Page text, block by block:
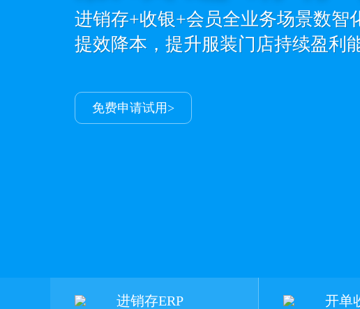
进销存+收银+会员全业务场景数智
提效降本，提升服装门店持续盈利
免费申请试用>
进销存ERP 开单